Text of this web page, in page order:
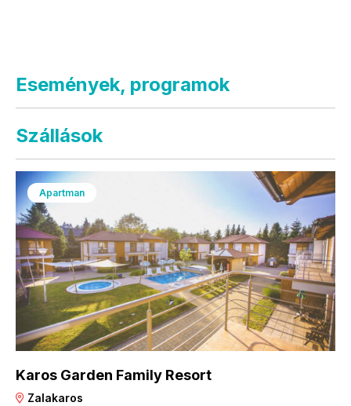
Események, programok
Szállások
Apartman
Karos Garden Family Resort
Zalakaros